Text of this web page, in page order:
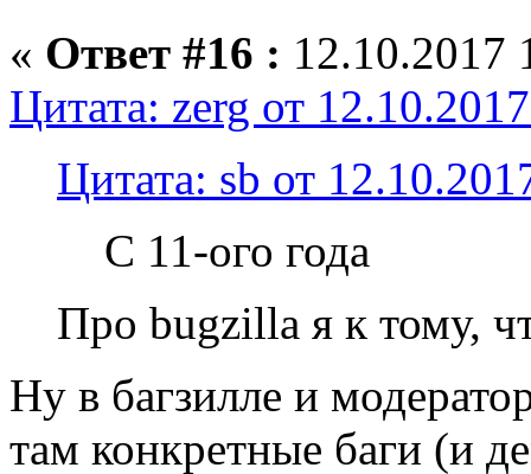
« Ответ #16 : 12.10.2017
Цитата: zerg от
Цитата: sb от
С 11-ого года
Про bugzilla я к тому,
Ну в багзилле и
там конкретные баги (и